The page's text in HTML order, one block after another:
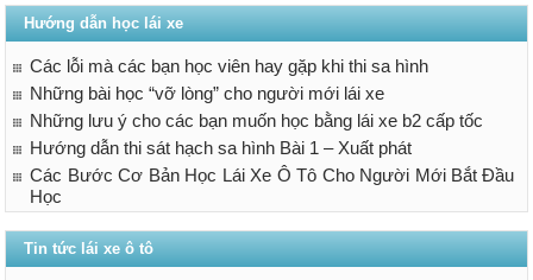
Hướng dẫn học lái xe
Các lỗi mà các bạn học viên hay gặp khi thi sa hình
Những bài học “vỡ lòng” cho người mới lái xe
Những lưu ý cho các bạn muốn học bằng lái xe b2 cấp tốc
Hướng dẫn thi sát hạch sa hình Bài 1 – Xuất phát
Các Bước Cơ Bản Học Lái Xe Ô Tô Cho Người Mới Bắt Đầu
Học
Tin tức lái xe ô tô